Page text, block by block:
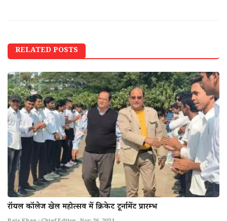
RELATED POSTS
राॅयल काॅलेज खेल महोत्सव में क्रिकेट टूर्नामेंट प्रारम्भ